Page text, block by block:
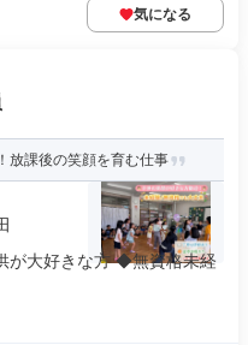
気になる
放課後の笑顔を育む仕事
が大好きな方 ◆無資格未経